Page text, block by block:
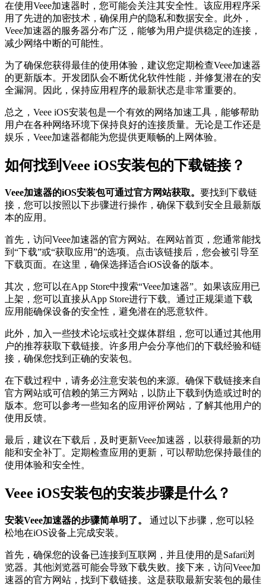
在使用Veee加速器时，您可能会关注其安全性。该应用程序采
用了先进的加密技术，确保用户的隐私和数据安全。此外，
Veee加速器的服务器分布广泛，能够为用户提供稳定的连接，
减少网络中断的可能性。
为了确保您获得最佳的使用体验，建议您定期检查Veee加速器
的更新版本。开发团队会不断优化软件性能，并修复潜在的安
全漏洞。因此，保持应用程序的最新状态是非常重要的。
总之，Veee iOS安装包是一个有效的网络加速工具，能够帮助
用户在各种网络环境下保持良好的连接质量。无论是工作还是
娱乐，Veee加速器都能为您提供更顺畅的上网体验。
如何找到Veee iOS安装包的下载链接？
Veee加速器的iOS安装包可通过官方网站获取。 要找到下载链
接，您可以按照以下步骤进行操作，确保下载到安全且最新版
本的应用。
首先，访问Veee加速器的官方网站。在网站首页，您通常能找
到“下载”或“获取应用”的选项。点击该链接后，您会被引导至
下载页面。在这里，确保选择适合iOS设备的版本。
其次，您可以在App Store中搜索“Veee加速器”。如果该应用已
上架，您可以直接从App Store进行下载。通过正规渠道下载
应用能确保设备的安全性，避免潜在的恶意软件。
此外，加入一些技术论坛或社交媒体群组，您可以通过其他用
户的推荐获取下载链接。许多用户会分享他们的下载经验和链
接，确保您找到正确的安装包。
在下载过程中，请务必注意安装包的来源。确保下载链接来自
官方网站或可信赖的第三方网站，以防止下载到伪造或过时的
版本。您可以参考一些知名的应用评价网站，了解其他用户的
使用反馈。
最后，建议在下载后，及时更新Veee加速器，以获得最新的功
能和安全补丁。定期检查应用的更新，可以帮助您保持最佳的
使用体验和安全性。
Veee iOS安装包的安装步骤是什么？
安装Veee加速器的步骤简单明了。
通过以下步骤，您可以轻
松地在iOS设备上完成安装。
首先，确保您的设备已连接到互联网，并且使用的是Safari浏
览器。其他浏览器可能会导致下载失败。接下来，访问Veee加
速器的官方网站，找到下载链接。这是获取最新安装包的最佳